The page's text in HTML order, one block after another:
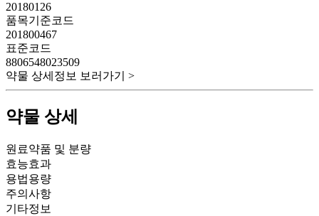
20180126
품목기준코드
201800467
표준코드
8806548023509
약물 상세정보 보러가기 >
약물 상세
원료약품 및 분량
효능효과
용법용량
주의사항
기타정보